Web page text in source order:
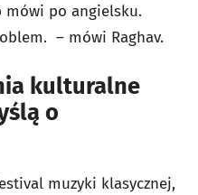
mówi po angielsku.
– mówi Raghav.
kulturalne
o
muzyki klasycznej,